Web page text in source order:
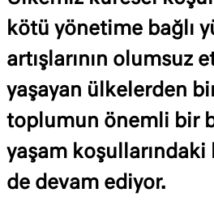
kötü yönetime bağlı
artışlarının olumsuz
yaşayan ülkelerden
toplumun önemli bir
yaşam koşullarındaki
de devam ediyor.